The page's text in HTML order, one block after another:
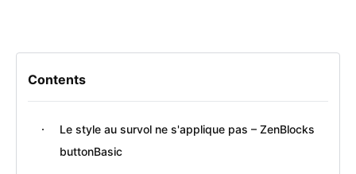
Contents
Le style au survol ne s'applique pas – ZenBlocks
buttonBasic